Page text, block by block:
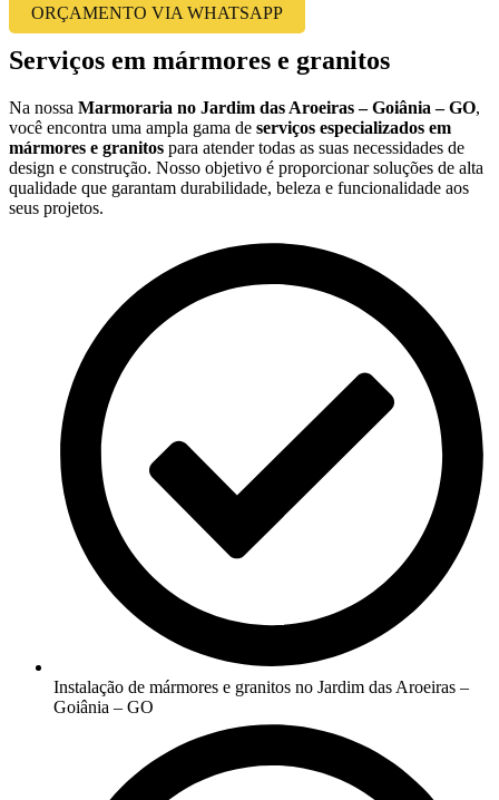
ORÇAMENTO VIA WHATSAPP
Serviços em mármores e granitos
Na nossa Marmoraria no Jardim das Aroeiras – Goiânia – GO,
você encontra uma ampla gama de serviços especializados em
mármores e granitos para atender todas as suas necessidades de
design e construção. Nosso objetivo é proporcionar soluções de alta
qualidade que garantam durabilidade, beleza e funcionalidade aos
seus projetos.
Instalação de mármores e granitos no Jardim das Aroeiras –
Goiânia – GO